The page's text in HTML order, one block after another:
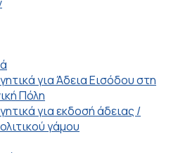
για Άδεια Εισόδου στη
Πόλη
για εκδοσή άδειας /
γάμου